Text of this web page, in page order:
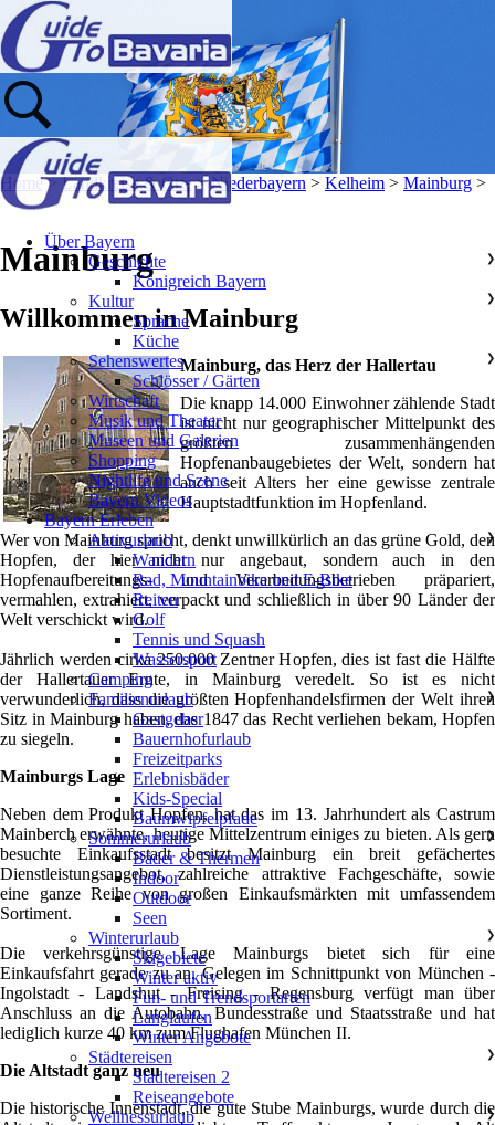
Home>Landkreise & Orte>Niederbayern > Kelheim > Mainburg >
Mainburg
Willkommen in Mainburg
Mainburg, das Herz der Hallertau
Die knapp 14.000 Einwohner zählende Stadt
ist nicht nur geographischer Mittelpunkt des
größten zusammenhängenden
Hopfenanbaugebietes der Welt, sondern hat
auch seit Alters her eine gewisse zentrale
Hauptstadtfunktion im Hopfenland.
Wer von Mainburg spricht, denkt unwillkürlich an das grüne Gold, den
Hopfen, der hier nicht nur angebaut, sondern auch in den
Hopfenaufbereitungs- und Verarbeitungsbetrieben präpariert,
vermahlen, extrahiert, verpackt und schließlich in über 90 Länder der
Welt verschickt wird.
Jährlich werden cirka 250.000 Zentner Hopfen, dies ist fast die Hälfte
der Hallertauer Ernte, in Mainburg veredelt. So ist es nicht
verwunderlich, dass die größten Hopfenhandelsfirmen der Welt ihren
Sitz in Mainburg haben, das 1847 das Recht verliehen bekam, Hopfen
zu siegeln.
Mainburgs Lage
Neben dem Produkt Hopfen, hat das im 13. Jahrhundert als Castrum
Mainberch erwähnte, heutige Mittelzentrum einiges zu bieten. Als gern
besuchte Einkaufsstadt besitzt Mainburg ein breit gefächertes
Dienstleistungsangebot, zahlreiche attraktive Fachgeschäfte, sowie
eine ganze Reihe von großen Einkaufsmärkten mit umfassendem
Sortiment.
Die verkehrsgünstige Lage Mainburgs bietet sich für eine
Einkaufsfahrt gerade zu an. Gelegen im Schnittpunkt von München -
Ingolstadt - Landshut - Freising - Regensburg verfügt man über
Anschluss an die Autobahn, Bundesstraße und Staatsstraße und hat
lediglich kurze 40 km zum Flughafen München II.
Die Altstadt ganz neu
Die historische Innenstadt, die gute Stube Mainburgs, wurde durch die
Über Bayern
Geschichte
❯
Königreich Bayern
Kultur
❯
Sprache
Küche
Sehenswertes
❯
Schlösser / Gärten
Wirtschaft
Musik und Theater
Museen und Galerien
Shopping
Nightlife und Szene
Bayern Videos
Bayern Erleben
Aktivurlaub
❯
Wandern
Rad, Mountainbike und E-Bike
Reiten
Golf
Tennis und Squash
Wassersport
Camping
Familienurlaub
❯
Gastgeber
Bauernhofurlaub
Freizeitparks
Erlebnisbäder
Kids-Special
Baumwipfelpfade
Sommerurlaub
❯
Bäder & Thermen
Indoor
Outdoor
Seen
Winterurlaub
❯
Skigebiete
Winter aktiv
Fun- und Trendsportarten
Langlaufen
Winter Angebote
Städtereisen
❯
Städtereisen 2
Reiseangebote
Wellnessurlaub
❯